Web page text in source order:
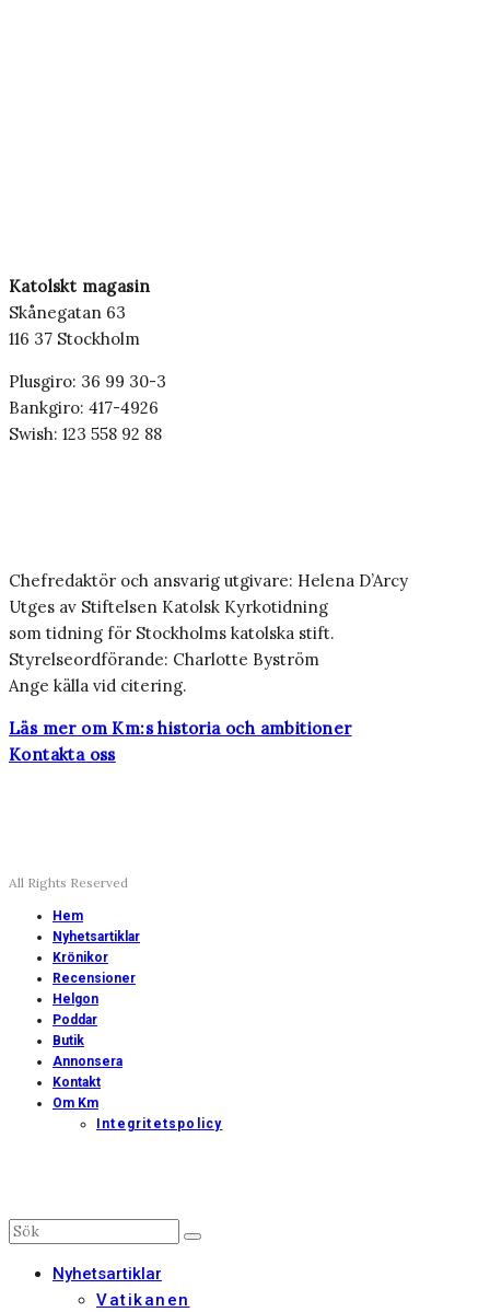
Katolskt magasin
Skånegatan 63
116 37 Stockholm
Plusgiro: 36 99 30-3
Bankgiro: 417-4926
Swish: 123 558 92 88
Chefredaktör och ansvarig utgivare: Helena D’Arcy
Utges av Stiftelsen Katolsk Kyrkotidning
som tidning för Stockholms katolska stift.
Styrelseordförande: Charlotte Byström
Ange källa vid citering.
Läs mer om Km:s historia och ambitioner
Kontakta oss
All Rights Reserved
Hem
Nyhetsartiklar
Krönikor
Recensioner
Helgon
Poddar
Butik
Annonsera
Kontakt
Om Km
Integritetspolicy
Nyhetsartiklar
Vatikanen